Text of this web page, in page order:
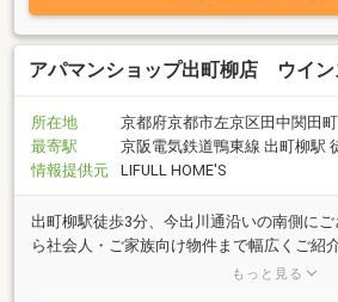
アパマンショップ出町柳店 ウイン
所在地
京都府京都市左京区田中関田
最寄駅
京阪電気鉄道鴨東線 出町柳駅
情報提供元
LIFULL HOME'S
出町柳駅徒歩3分、今出川通沿いの南側に
ら社会人・ご家族向け物件まで幅広くご紹
でもお申し付け下さい。営業時間外のお部
もっと見る